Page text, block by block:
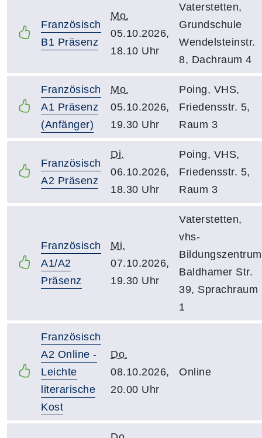
Französisch
B1 Präsenz
Mo.
05.10.2026,
18.10 Uhr
Vaterstetten,
Grundschule
Wendelsteinstr.
8, Dachraum 4
Französisch
A1 Präsenz
(Anfänger)
Mo.
05.10.2026,
19.30 Uhr
Poing, VHS,
Friedensstr. 5,
Raum 3
Französisch
A2 Präsenz
Di.
06.10.2026,
18.30 Uhr
Poing, VHS,
Friedensstr. 5,
Raum 3
Französisch
A1/A2
Präsenz
Mi.
07.10.2026,
19.30 Uhr
Vaterstetten,
vhs-
Baldhamer Str.
39, Sprachraum
1
Französisch
A2 Online -
Leichte
literarische
Kost
Do.
08.10.2026,
20.00 Uhr
Online